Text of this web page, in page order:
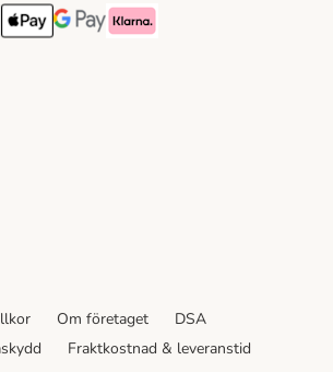
MethodMethod
Apple Pay Payment Method
Google Pay Payment Method
Klarna Payment Method
Method
Om företaget
DSA
Fraktkostnad & leveranstid